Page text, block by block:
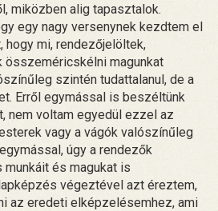
miközben alig tapasztalok.
egy nagy versenynek kezdtem el
hogy mi, rendezőjelöltek,
összeméricskélni magunkat
szintén tudattalanul, de a
Erről egymással is beszéltünk
nem voltam egyedül ezzel az
vagy a vágók valószínűleg
úgy a rendezők
munkáit és magukat is
végeztével azt éreztem,
az eredeti elképzelésemhez, ami